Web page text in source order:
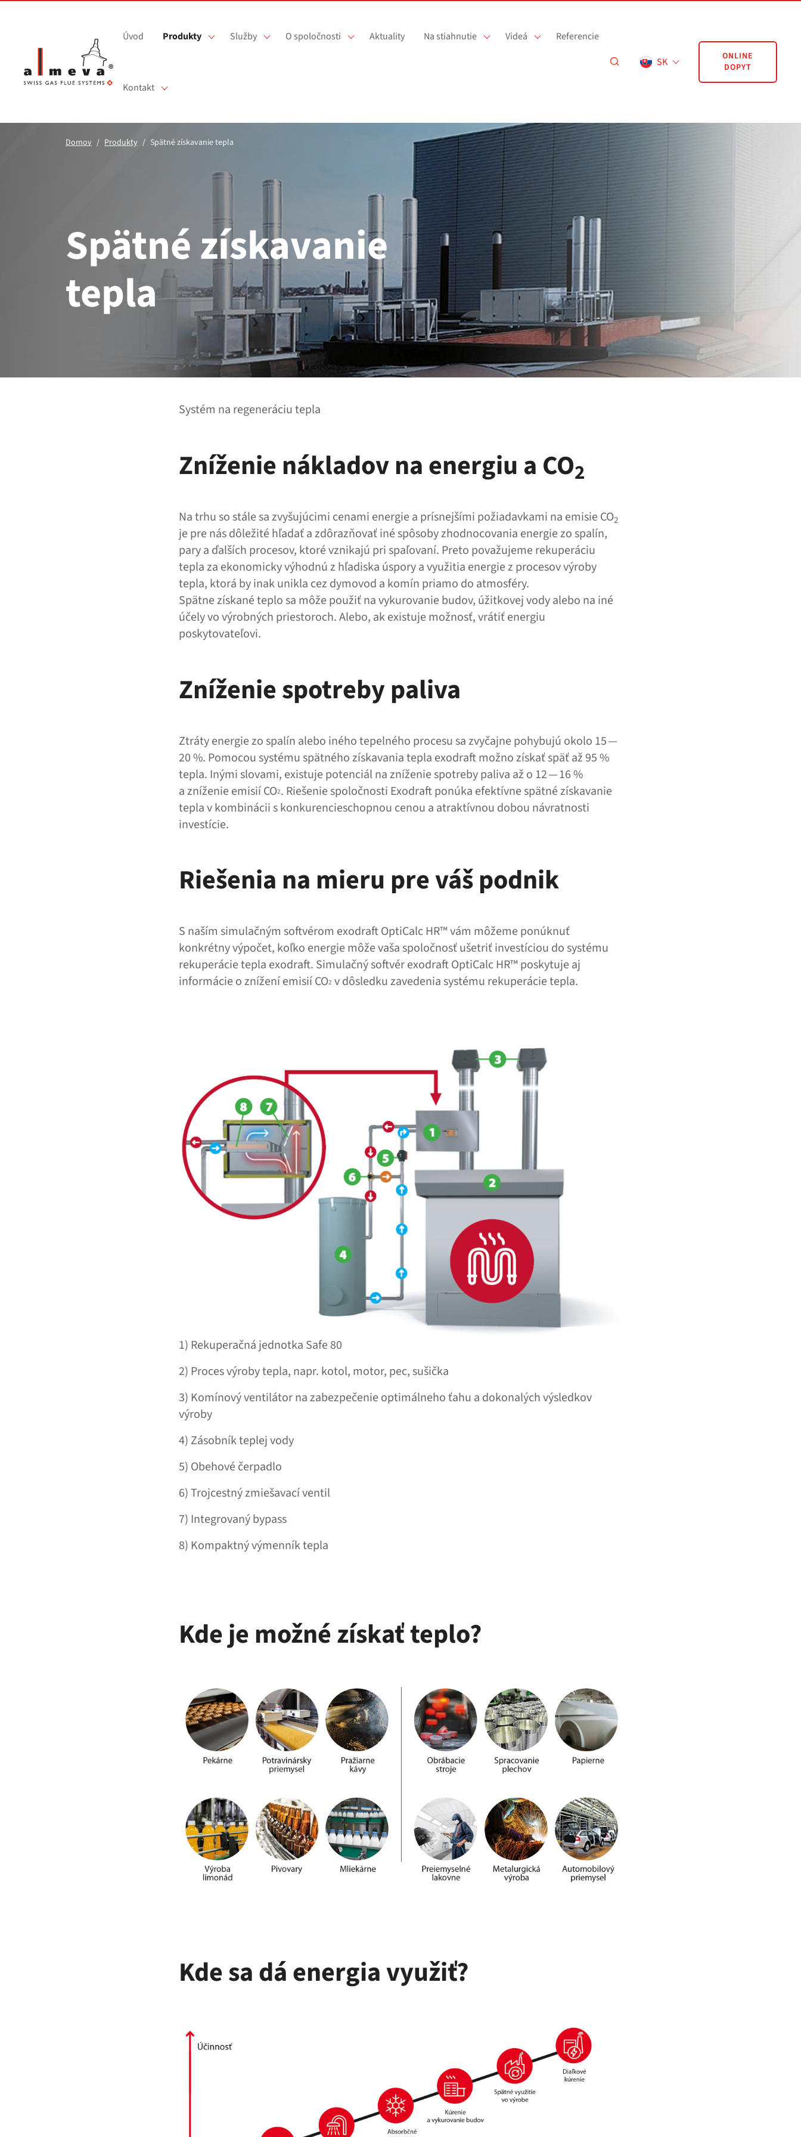
Úvod Produkty Služby O spoločnosti Aktuality Na stiahnutie Videá Referencie
Kontakt
SK
ONLINE
DOPYT
Domov Produkty Spätné získavanie tepla
Spätné získavanie
tepla
Systém na regeneráciu tepla
Zníženie nákladov na energiu a CO2
Na trhu so stále sa zvyšujúcimi cenami energie a prísnejšími požiadavkami na emisie CO2
je pre nás dôležité hľadať a zdôrazňovať iné spôsoby zhodnocovania energie zo spalín,
pary a ďalších procesov, ktoré vznikajú pri spaľovaní. Preto považujeme rekuperáciu
tepla za ekonomicky výhodnú z hľadiska úspory a využitia energie z procesov výroby
tepla, ktorá by inak unikla cez dymovod a komín priamo do atmosféry.
Spätne získané teplo sa môže použiť na vykurovanie budov, úžitkovej vody alebo na iné
účely vo výrobných priestoroch. Alebo, ak existuje možnosť, vrátiť energiu
poskytovateľovi.
Zníženie spotreby paliva
Ztráty energie zo spalín alebo iného tepelného procesu sa zvyčajne pohybujú okolo 15 —
20 %. Pomocou systému spätného získavania tepla exodraft možno získať späť až 95 %
tepla. Inými slovami, existuje potenciál na zníženie spotreby paliva až o 12 — 16 %
a zníženie emisií CO2. Riešenie spoločnosti Exodraft ponúka efektívne spätné získavanie
tepla v kombinácii s konkurencieschopnou cenou a atraktívnou dobou návratnosti
investície.
Riešenia na mieru pre váš podnik
S naším simulačným softvérom exodraft OptiCalc HR™ vám môžeme ponúknuť
konkrétny výpočet, koľko energie môže vaša spoločnosť ušetriť investíciou do systému
rekuperácie tepla exodraft. Simulačný softvér exodraft OptiCalc HR™ poskytuje aj
informácie o znížení emisií CO2 v dôsledku zavedenia systému rekuperácie tepla.
1) Rekuperačná jednotka Safe 80
2) Proces výroby tepla, napr. kotol, motor, pec, sušička
3) Komínový ventilátor na zabezpečenie optimálneho ťahu a dokonalých výsledkov
výroby
4) Zásobník teplej vody
5) Obehové čerpadlo
6) Trojcestný zmiešavací ventil
7) Integrovaný bypass
8) Kompaktný výmenník tepla
Kde je možné získať teplo?
Kde sa dá energia využiť?